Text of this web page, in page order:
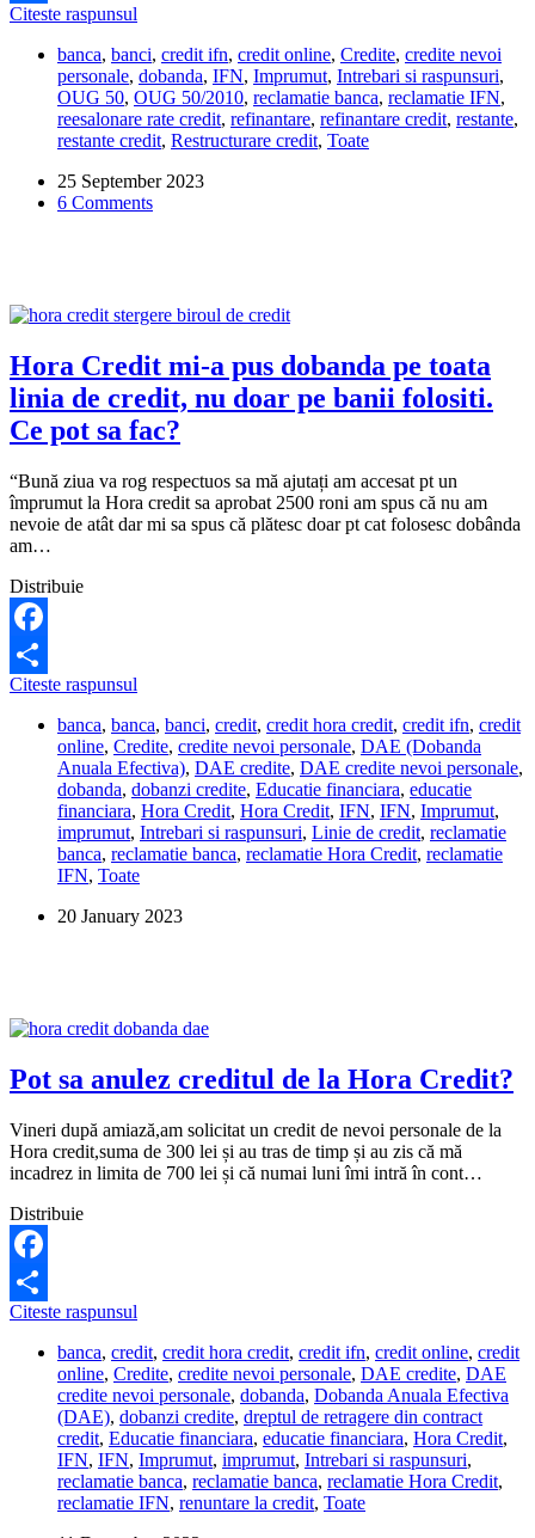
Share
Citeste raspunsul
are
dreptul
sa
puna
o
de
160%?
banca, banci, credit ifn, credit online, Credite, credite nevoi
personale, dobanda, IFN, Imprumut, Intrebari si raspunsuri,
OUG 50, OUG 50/2010, reclamatie banca, reclamatie IFN,
reesalonare rate credit, refinantare, refinantare credit, restante,
restante credit, Restructurare credit, Toate
25 September 2023
6 Comments
Hora Credit mi-a pus dobanda pe toata
linia de credit, nu doar pe banii folositi.
Ce pot sa fac?
“Bună ziua va rog respectuos sa mă ajutați am accesat pt un
împrumut la Hora credit sa aprobat 2500 roni am spus că nu am
nevoie de atât dar mi sa spus că plătesc doar pt cat folosesc dobânda
am…
Distribuie
Facebook
Share
Citeste raspunsul
mi-
a
pus
dobanda
pe
toata
linia
de
nu
Ce
sa
fac?
banca, banca, banci, credit, credit hora credit, credit ifn, credit
online, Credite, credite nevoi personale, DAE (Dobanda
Anuala Efectiva), DAE credite, DAE credite nevoi personale,
dobanda, dobanzi credite, Educatie financiara, educatie
financiara, Hora Credit, Hora Credit, IFN, IFN, Imprumut,
imprumut, Intrebari si raspunsuri, Linie de credit, reclamatie
banca, reclamatie banca, reclamatie Hora Credit, reclamatie
IFN, Toate
20 January 2023
Pot sa anulez creditul de la Hora Credit?
Vineri după amiază,am solicitat un credit de nevoi personale de la
Hora credit,suma de 300 lei și au tras de timp și au zis că mă
incadrez in limita de 700 lei și că numai luni îmi intră în cont…
Distribuie
Facebook
Share
Citeste raspunsul
anulez
creditul
de
la
Hora
Credit?
banca, credit, credit hora credit, credit ifn, credit online, credit
online, Credite, credite nevoi personale, DAE credite, DAE
credite nevoi personale, dobanda, Dobanda Anuala Efectiva
(DAE), dobanzi credite, dreptul de retragere din contract
credit, Educatie financiara, educatie financiara, Hora Credit,
IFN, IFN, Imprumut, imprumut, Intrebari si raspunsuri,
reclamatie banca, reclamatie banca, reclamatie Hora Credit,
reclamatie IFN, renuntare la credit, Toate